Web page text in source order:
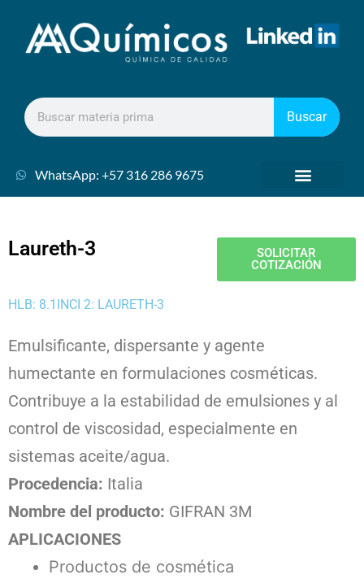
Buscar
WhatsApp: +57 316 286 9675
Laureth-3
SOLICITAR
COTIZACIÓN
HLB: 8.1 INCI 2: LAURETH-3
Emulsificante, dispersante y agente
humectante en formulaciones cosméticas.
Contribuye a la estabilidad de emulsiones y al
control de viscosidad, especialmente en
sistemas aceite/agua.
Procedencia: Italia
Nombre del producto: GIFRAN 3M
APLICACIONES
Productos de cosmética